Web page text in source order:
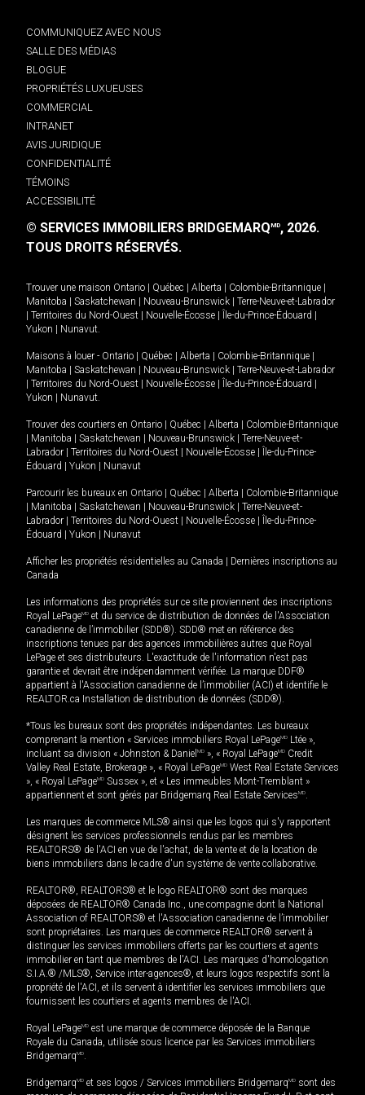
COMMUNIQUEZ AVEC NOUS
SALLE DES MÉDIAS
BLOGUE
PROPRIÉTÉS LUXUEUSES
COMMERCIAL
INTRANET
AVIS JURIDIQUE
CONFIDENTIALITÉ
TÉMOINS
ACCESSIBILITÉ
© SERVICES IMMOBILIERS BRIDGEMARQMD, 2026.
TOUS DROITS RÉSERVÉS.
Trouver une maison Ontario Québec Alberta Colombie-Britannique
Manitoba
Saskatchewan Nouveau-Brunswick
Terre-Neuve-et-Labrador
Territoires du Nord-Ouest Nouvelle-Écosse Île-du-Prince-Édouard
Yukon
Nunavut.
Maisons à louer - Ontario Québec Alberta Colombie-Britannique
Manitoba
Saskatchewan Nouveau-Brunswick
Terre-Neuve-et-Labrador
Territoires du Nord-Ouest Nouvelle-Écosse Île-du-Prince-Édouard
Yukon
Nunavut.
Trouver des courtiers en Ontario Québec Alberta
Colombie-Britannique
Manitoba Saskatchewan Nouveau-Brunswick
Terre-Neuve-et-
Labrador
Territoires du Nord-Ouest Nouvelle-Écosse
Île-du-Prince-
Édouard
Yukon Nunavut
Parcourir les bureaux en Ontario Québec Alberta
Colombie-Britannique
Manitoba Saskatchewan Nouveau-Brunswick
Terre-Neuve-et-
Labrador
Territoires du Nord-Ouest Nouvelle-Écosse
Île-du-Prince-
Édouard
Yukon Nunavut
Afficher les propriétés résidentielles au Canada
Dernières inscriptions au
Canada
Les informations des propriétés sur ce site proviennent des inscriptions
Royal LePageMD et du service de distribution de données de l'Association
canadienne de l’immobilier (SDD®). SDD® met en référence des
inscriptions tenues par des agences immobilières autres que Royal
LePage et ses distributeurs. L'exactitude de l'information n'est pas
garantie et devrait être indépendamment vérifiée. La marque DDF®
appartient à l'Association canadienne de l’immobilier (ACI) et identifie le
REALTOR.ca Installation de distribution de données (SDD®).
*Tous les bureaux sont des propriétés indépendantes. Les bureaux
comprenant la mention « Services immobiliers Royal LePageMD Ltée »,
incluant sa division « Johnston & Daniel MD », « Royal LePageMD Credit
Valley Real Estate, Brokerage », « Royal LePageMD West Real Estate Services
», « Royal LePageMD Sussex », et « Les immeubles Mont-Tremblant »
appartiennent et sont gérés par Bridgemarq Real Estate ServicesMD.
Les marques de commerce MLS® ainsi que les logos qui s'y rapportent
désignent les services professionnels rendus par les membres
REALTORS® de l'ACI en vue de l'achat, de la vente et de la location de
biens immobiliers dans le cadre d'un système de vente collaborative.
REALTOR®, REALTORS® et le logo REALTOR® sont des marques
déposées de REALTOR® Canada Inc., une compagnie dont la National
Association of REALTORS® et l'Association canadienne de l’immobilier
sont propriétaires. Les marques de commerce REALTOR® servent à
distinguer les services immobiliers offerts par les courtiers et agents
immobilier en tant que membres de l'ACI. Les marques d'homologation
S.I.A.® /MLS®, Service inter-agences®, et leurs logos respectifs sont la
propriété de l'ACI, et ils servent à identifier les services immobiliers que
fournissent les courtiers et agents membres de l'ACI.
Royal LePageMD est une marque de commerce déposée de la Banque
Royale du Canada, utilisée sous licence par les Services immobiliers
BridgemarqMD.
BridgemarqMD et ses logos / Services immobiliers BridgemarqMD sont des